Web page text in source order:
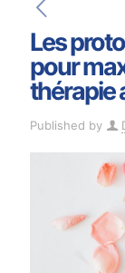
Les
pour
thérapie
Published by